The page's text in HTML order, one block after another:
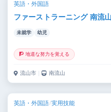
英語・外国語
ファーストラーニング 南流山
未就学 幼児
🧗 地道な努力を覚える
流山市 ｜ 南流山
英語・外国語/実用技能